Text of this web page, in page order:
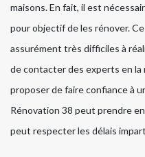
maisons. En fait, il est
pour objectif de les rénover.
assurément très difficiles à
de contacter des experts en la
proposer de faire confiance à
Rénovation 38 peut prendre
peut respecter les délais